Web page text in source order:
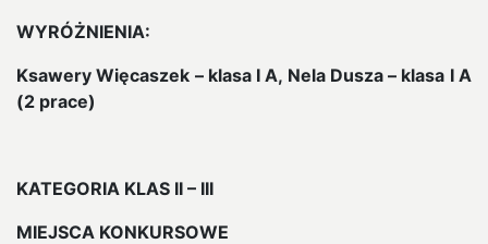
WYRÓŻNIENIA:
Ksawery Więcaszek – klasa I A, Nela Dusza – klasa I A
(2 prace)
KATEGORIA KLAS II – III
MIEJSCA KONKURSOWE